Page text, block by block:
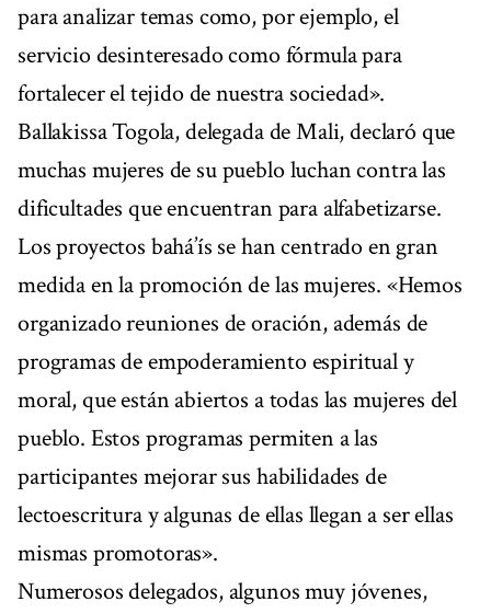
para analizar temas como, por ejemplo, el
servicio desinteresado como fórmula para
fortalecer el tejido de nuestra sociedad».
Ballakissa Togola, delegada de Mali, declaró que
muchas mujeres de su pueblo luchan contra las
dificultades que encuentran para alfabetizarse.
Los proyectos bahá’ís se han centrado en gran
medida en la promoción de las mujeres. «Hemos
organizado reuniones de oración, además de
programas de empoderamiento espiritual y
moral, que están abiertos a todas las mujeres del
pueblo. Estos programas permiten a las
participantes mejorar sus habilidades de
lectoescritura y algunas de ellas llegan a ser ellas
mismas promotoras».
Numerosos delegados, algunos muy jóvenes,